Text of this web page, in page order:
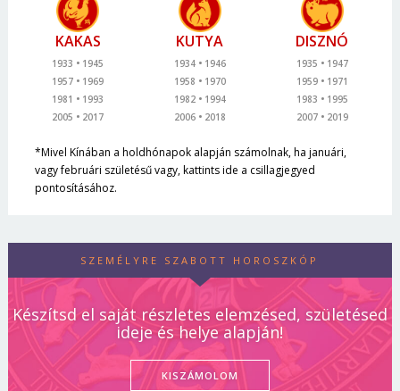
KAKAS
1933
1945
1957
1969
1981
1993
2005
2017
KUTYA
1934
1946
1958
1970
1982
1994
2006
2018
DISZNÓ
1935
1947
1959
1971
1983
1995
2007
2019
*Mivel Kínában a holdhónapok alapján számolnak, ha januári,
vagy februári születésű vagy, kattints ide a csillagjegyed
pontosításához.
SZEMÉLYRE SZABOTT HOROSZKÓP
Készítsd el saját részletes elemzésed, születésed
ideje és helye alapján!
KISZÁMOLOM